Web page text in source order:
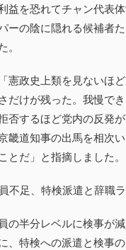
益を恐れてチャン代表
ーの陰に隠れる候補者
。
憲政史上類を見ないほ
だけが残った。我慢で
否するほど党内の反発
畿道知事の出馬を相次
とだ」と指摘しました。
不足、特検派遣と辞職
の半分レベルに検事が
、特検への派遣と検事